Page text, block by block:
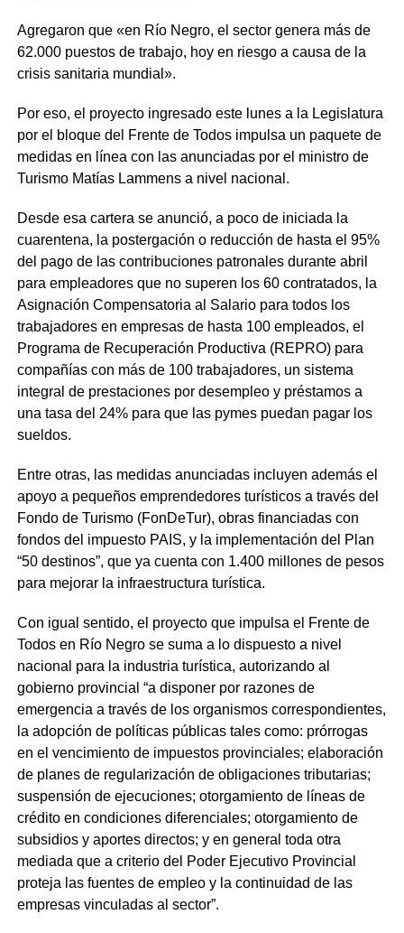
Agregaron que «en Río Negro, el sector genera más de
62.000 puestos de trabajo, hoy en riesgo a causa de la
crisis sanitaria mundial».
Por eso, el proyecto ingresado este lunes a la Legislatura
por el bloque del Frente de Todos impulsa un paquete de
medidas en línea con las anunciadas por el ministro de
Turismo Matías Lammens a nivel nacional.
Desde esa cartera se anunció, a poco de iniciada la
cuarentena, la postergación o reducción de hasta el 95%
del pago de las contribuciones patronales durante abril
para empleadores que no superen los 60 contratados, la
Asignación Compensatoria al Salario para todos los
trabajadores en empresas de hasta 100 empleados, el
Programa de Recuperación Productiva (REPRO) para
compañías con más de 100 trabajadores, un sistema
integral de prestaciones por desempleo y préstamos a
una tasa del 24% para que las pymes puedan pagar los
sueldos.
Entre otras, las medidas anunciadas incluyen además el
apoyo a pequeños emprendedores turísticos a través del
Fondo de Turismo (FonDeTur), obras financiadas con
fondos del impuesto PAIS, y la implementación del Plan
“50 destinos”, que ya cuenta con 1.400 millones de pesos
para mejorar la infraestructura turística.
Con igual sentido, el proyecto que impulsa el Frente de
Todos en Río Negro se suma a lo dispuesto a nivel
nacional para la industria turística, autorizando al
gobierno provincial “a disponer por razones de
emergencia a través de los organismos correspondientes,
la adopción de políticas públicas tales como: prórrogas
en el vencimiento de impuestos provinciales; elaboración
de planes de regularización de obligaciones tributarias;
suspensión de ejecuciones; otorgamiento de líneas de
crédito en condiciones diferenciales; otorgamiento de
subsidios y aportes directos; y en general toda otra
mediada que a criterio del Poder Ejecutivo Provincial
proteja las fuentes de empleo y la continuidad de las
empresas vinculadas al sector”.